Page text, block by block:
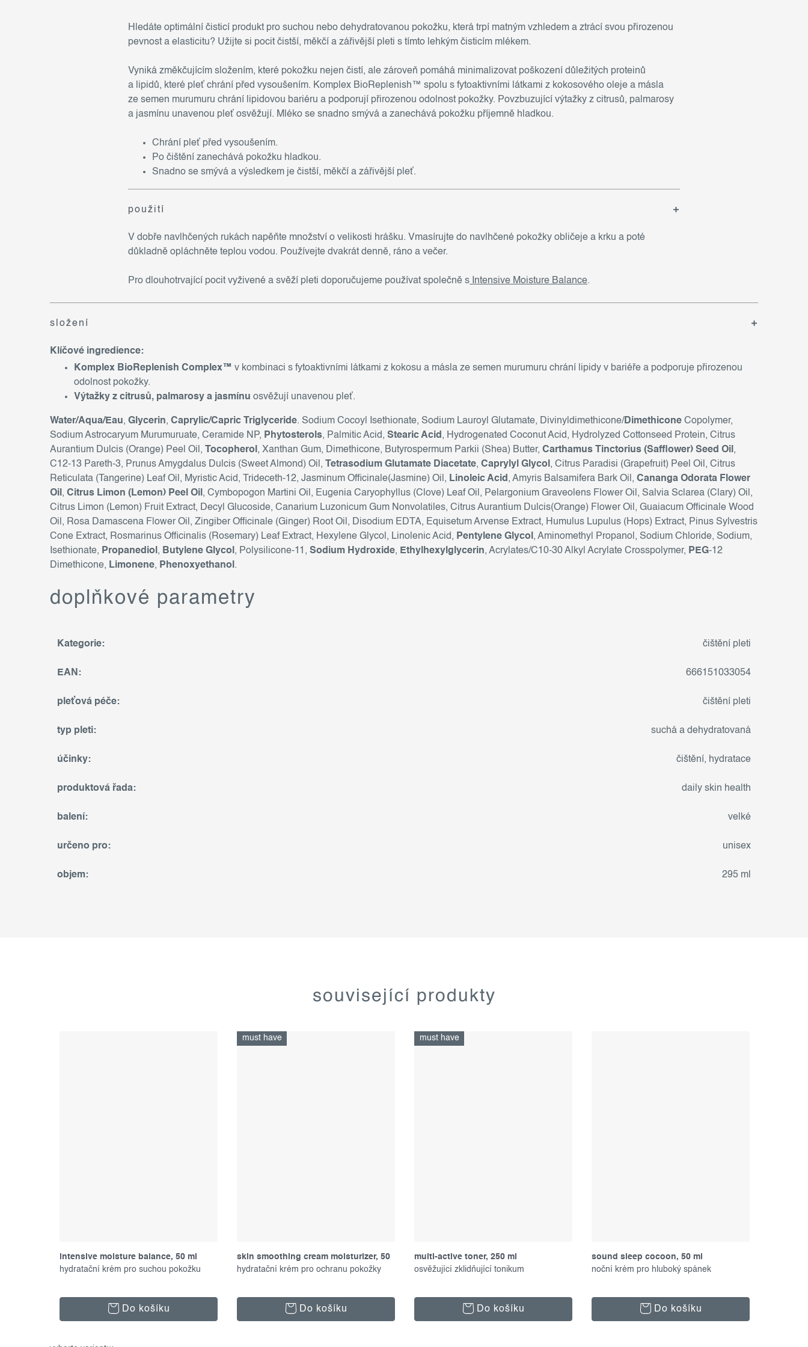
Hledáte optimální čisticí produkt pro suchou nebo dehydratovanou pokožku, která trpí matným vzhledem a ztrácí svou přirozenou
pevnost a elasticitu? Užijte si pocit čistší, měkčí a zářivější pleti s tímto lehkým čisticím mlékem.
Vyniká změkčujícím složením, které pokožku nejen čistí, ale zároveň pomáhá minimalizovat poškození důležitých proteinů
a lipidů, které pleť chrání před vysoušením. Komplex BioReplenish™ spolu s fytoaktivními látkami z kokosového oleje a másla
ze semen murumuru chrání lipidovou bariéru a podporují přirozenou odolnost pokožky. Povzbuzující výtažky z citrusů, palmarosy
a jasmínu unavenou pleť osvěžují. Mléko se snadno smývá a zanechává pokožku příjemně hladkou.
Chrání pleť před vysoušením.
Po čištění zanechává pokožku hladkou.
Snadno se smývá a výsledkem je čistší, měkčí a zářivější pleť.
použití
V dobře navlhčených rukách napěňte množství o velikosti hrášku. Vmasírujte do navlhčené pokožky obličeje a krku a poté
důkladně opláchněte teplou vodou. Používejte dvakrát denně, ráno a večer.
Pro dlouhotrvající pocit vyživené a svěží pleti doporučujeme používat společně s Intensive Moisture Balance.
složení
Klíčové ingredience:
Komplex BioReplenish Complex™ v kombinaci s fytoaktivními látkami z kokosu a másla ze semen murumuru chrání lipidy v bariéře a podporuje přirozenou
odolnost pokožky.
Výtažky z citrusů, palmarosy a jasmínu osvěžují unavenou pleť.
Water/Aqua/Eau, Glycerin, Caprylic/Capric Triglyceride. Sodium Cocoyl Isethionate, Sodium Lauroyl Glutamate, Divinyldimethicone/Dimethicone Copolymer,
Sodium Astrocaryum Murumuruate, Ceramide NP, Phytosterols, Palmitic Acid, Stearic Acid , Hydrogenated Coconut Acid, Hydrolyzed Cottonseed Protein, Citrus
Aurantium Dulcis (Orange) Peel Oil, Tocopherol , Xanthan Gum, Dimethicone, Butyrospermum Parkii (Shea) Butter, Carthamus Tinctorius (Safflower) Seed Oil ,
C12-13 Pareth-3, Prunus Amygdalus Dulcis (Sweet Almond) Oil, Tetrasodium Glutamate Diacetate, Caprylyl Glycol , Citrus Paradisi (Grapefruit) Peel Oil, Citrus
Reticulata (Tangerine) Leaf Oil, Myristic Acid, Trideceth-12, Jasminum Officinale(Jasmine) Oil, Linoleic Acid , Amyris Balsamifera Bark Oil, Cananga Odorata Flower
Oil , Citrus Limon (Lemon) Peel Oil , Cymbopogon Martini Oil, Eugenia Caryophyllus (Clove) Leaf Oil, Pelargonium Graveolens Flower Oil, Salvia Sclarea (Clary) Oil,
Citrus Limon (Lemon) Fruit Extract, Decyl Glucoside, Canarium Luzonicum Gum Nonvolatiles, Citrus Aurantium Dulcis(Orange) Flower Oil, Guaiacum Officinale Wood
Oil, Rosa Damascena Flower Oil, Zingiber Officinale (Ginger) Root Oil, Disodium EDTA, Equisetum Arvense Extract, Humulus Lupulus (Hops) Extract, Pinus Sylvestris
Cone Extract, Rosmarinus Officinalis (Rosemary) Leaf Extract, Hexylene Glycol, Linolenic Acid, Pentylene Glycol , Aminomethyl Propanol, Sodium Chloride, Sodium,
Isethionate, Propanediol , Butylene Glycol , Polysilicone-11, Sodium Hydroxide, Ethylhexylglycerin, Acrylates/C10-30 Alkyl Acrylate Crosspolymer, PEG-12
Dimethicone, Limonene, Phenoxyethanol .
doplňkové parametry
Kategorie: čištění pleti
EAN : 666151033054
pleťová péče: čištění pleti
typ pleti: suchá a dehydratovaná
účinky: čištění, hydratace
produktová řada: daily skin health
balení: velké
určeno pro: unisex
objem: 295 ml
související produkty
intensive moisture balance, 50 ml
hydratační krém pro suchou pokožku
Do košíku
must have
skin smoothing cream moisturizer, 50
ml
hydratační krém pro ochranu pokožky
Do košíku
must have
multi-active toner, 250 ml
osvěžující zklidňující tonikum
Do košíku
sound sleep cocoon, 50 ml
noční krém pro hluboký spánek
Do košíku